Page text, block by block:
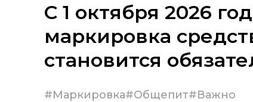
С 1 октября 2026
маркировка
становится
#Маркировка#Общепит#Важно